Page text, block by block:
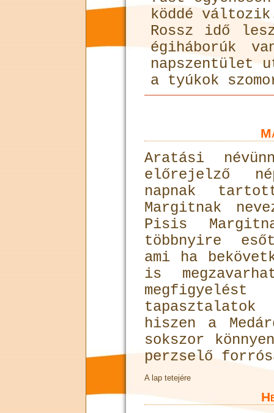
köddé
Rossz idő
égiháborúk
napszentület
a tyúkok
Aratási
előrejelző
napnak
Margitnak
Pisis
többnyire
ami ha
is
hiszen a
sokszor
perzselő
A lap tetejére